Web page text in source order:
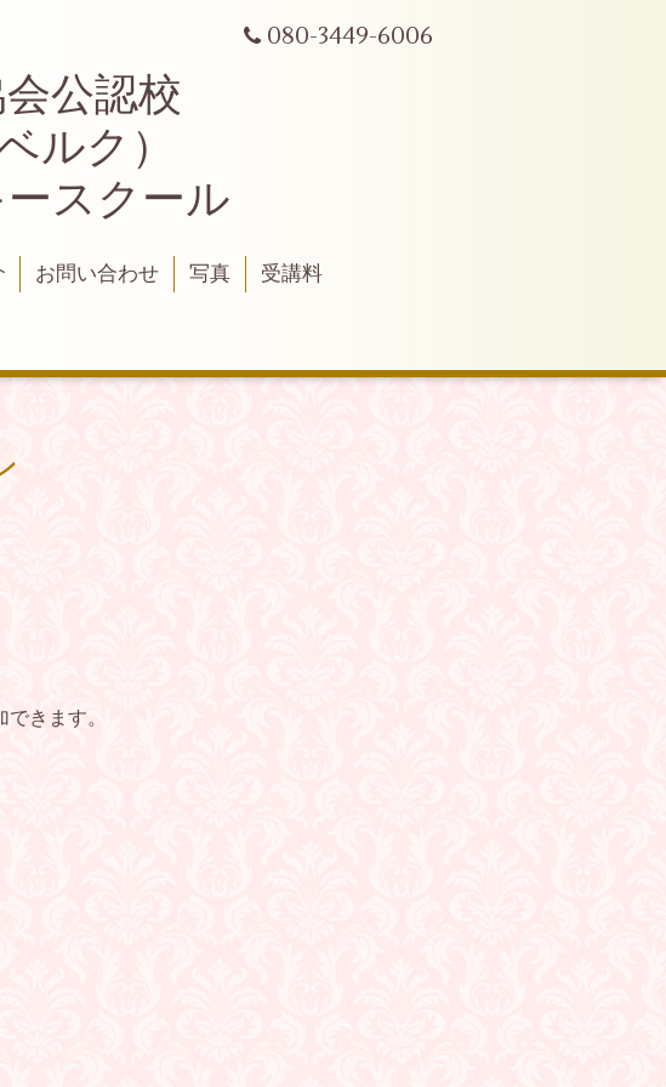
080-3449-6006
公認校
ルク）
スクール
お問い合わせ 写真
受講料
きます。